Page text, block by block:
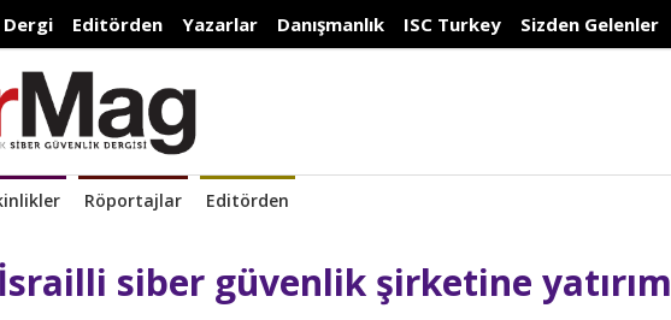
Dergi Editörden Yazarlar Danışmanlık ISC Turkey Sizden Gelenler
Röportajlar Editörden
siber güvenlik şirketine yatırım